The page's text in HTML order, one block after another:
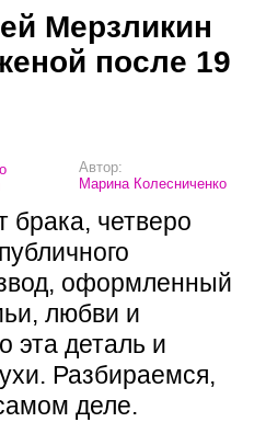
Мерзликин
после 19
Автор:
Марина Колесниченко
брака, четверо
оформленный
любви и
эта деталь и
Разбираемся,
деле.